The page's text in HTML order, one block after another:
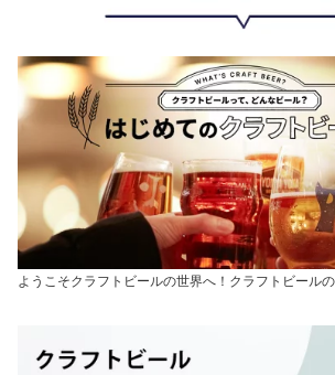
ようこそクラフトビールの世界へ！クラフトビールの